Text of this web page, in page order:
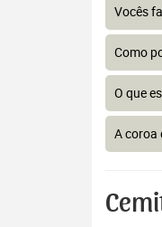
Vocês
Como
O que
A coroa